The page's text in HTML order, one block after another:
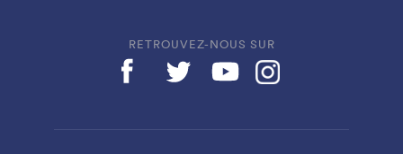
RETROUVEZ-NOUS SUR